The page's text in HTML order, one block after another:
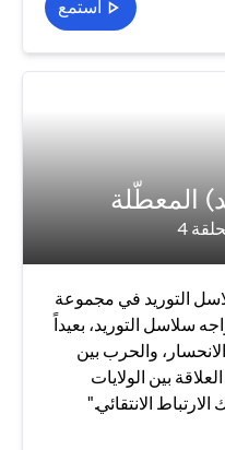
استمع
المعطّلة
التوريد في مجموعة
سلاسل التوريد، بعيداً
والحرب بين
بين الولايات
الانتقائي."